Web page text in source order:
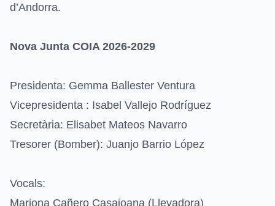
d’Andorra.
Nova Junta COIA 2026-2029
Presidenta: Gemma Ballester Ventura
Vicepresidenta : Isabel Vallejo Rodríguez
Secretària: Elisabet Mateos Navarro
Tresorer (Bomber): Juanjo Barrio López
Vocals:
Mariona Cañero Casajoana (Llevadora)